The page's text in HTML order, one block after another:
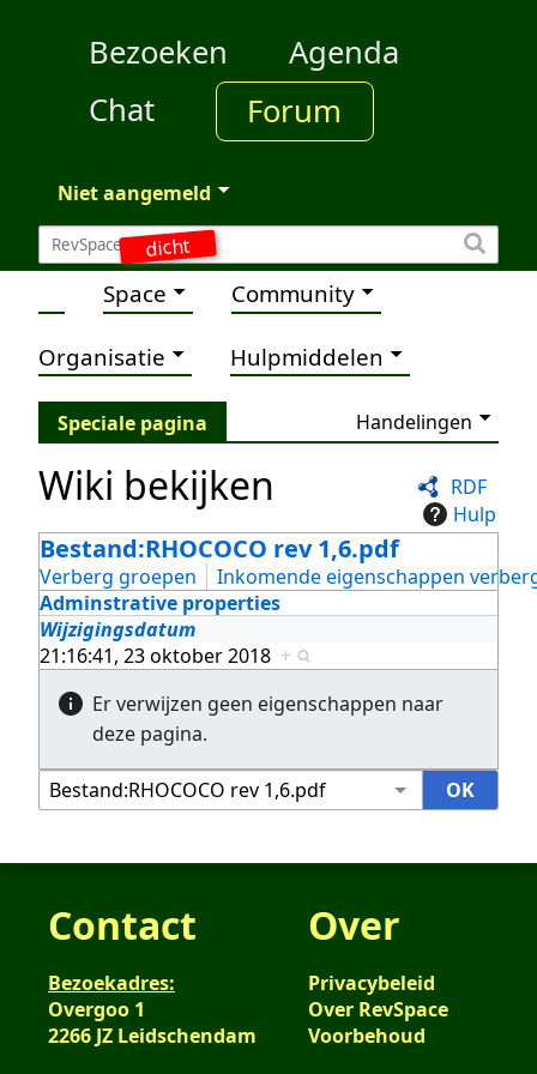
dicht
Bezoeken
Agenda
Chat
Forum
Niet aangemeld
Space Community
Organisatie Hulpmiddelen
Speciale pagina Handelingen
RDF
Hulp
Wiki bekijken
Bestand:RHOCOCO rev 1,6.pdf
Verberg groepen
Inkomende eigenschappen
Adminstrative properties
Wijzigingsdatum
21:16:41, 23 oktober 2018 +
Er verwijzen geen eigenschappen naar
deze pagina.
Contact
Bezoekadres:
Overgoo 1
2266 JZ Leidschendam
Over
Privacybeleid
Over RevSpace
Voorbehoud